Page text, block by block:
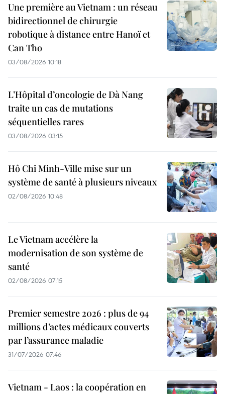
Une première au Vietnam : un réseau
bidirectionnel de chirurgie
robotique à distance entre Hanoï et
Can Tho
03/08/2026 10:18
L’Hôpital d’oncologie de Dà Nang
traite un cas de mutations
séquentielles rares
03/08/2026 03:15
Hô Chi Minh-Ville mise sur un
système de santé à plusieurs niveaux
02/08/2026 10:48
Le Vietnam accélère la
modernisation de son système de
santé
02/08/2026 07:15
Premier semestre 2026 : plus de 94
millions d’actes médicaux couverts
par l’assurance maladie
31/07/2026 07:46
Vietnam - Laos : la coopération en